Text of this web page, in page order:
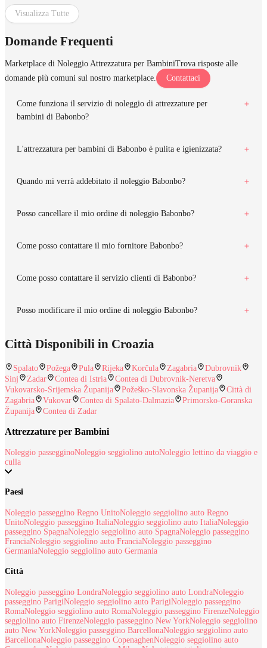
Visualizza Tutte
Domande Frequenti
Marketplace di Noleggio Attrezzatura per BambiniTrova risposte alle
domande più comuni sul nostro marketplace.
Contattaci
Come funziona il servizio di noleggio di attrezzature per
bambini di Babonbo?
L'attrezzatura per bambini di Babonbo è pulita e igienizzata?
Quando mi verrà addebitato il noleggio Babonbo?
Posso cancellare il mio ordine di noleggio Babonbo?
Come posso contattare il mio fornitore Babonbo?
Come posso contattare il servizio clienti di Babonbo?
Posso modificare il mio ordine di noleggio Babonbo?
Città Disponibili in Croazia
Spalato Požega Pula Rijeka Korčula Zagabria
Dubrovnik
Sinj
Zadar Contea di Istria
Contea di Dubrovnik-Neretva
Vukovarsko-Srijemska Županija
Požeško-Slavonska Županija
Città di
Zagabria
Vukovar Contea di Spalato-Dalmazia
Primorsko-Goranska
Županija
Contea di Zadar
Attrezzature per Bambini
Noleggio passegginoNoleggio seggiolino autoNoleggio lettino da viaggio e
culla
Paesi
Noleggio passeggino Regno UnitoNoleggio seggiolino auto Regno
UnitoNoleggio passeggino ItaliaNoleggio seggiolino auto ItaliaNoleggio
passeggino SpagnaNoleggio seggiolino auto SpagnaNoleggio passeggino
FranciaNoleggio seggiolino auto FranciaNoleggio passeggino
GermaniaNoleggio seggiolino auto Germania
Città
Noleggio passeggino LondraNoleggio seggiolino auto LondraNoleggio
passeggino ParigiNoleggio seggiolino auto ParigiNoleggio passeggino
RomaNoleggio seggiolino auto RomaNoleggio passeggino FirenzeNoleggio
seggiolino auto FirenzeNoleggio passeggino New YorkNoleggio seggiolino
auto New YorkNoleggio passeggino BarcellonaNoleggio seggiolino auto
BarcellonaNoleggio passeggino CopenaghenNoleggio seggiolino auto